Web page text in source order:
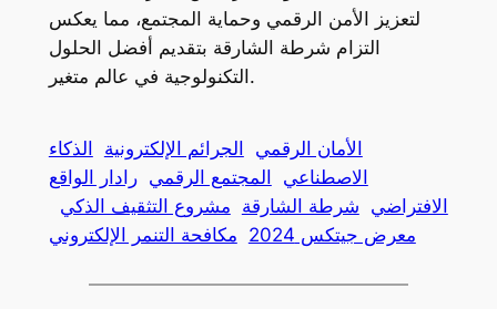
لتعزيز الأمن الرقمي وحماية المجتمع، مما يعكس
التزام شرطة الشارقة بتقديم أفضل الحلول
التكنولوجية في عالم متغير.
الأمان الرقمي الجرائم الإلكترونية الذكاء
الاصطناعي المجتمع الرقمي رادار الواقع
الافتراضي شرطة الشارقة مشروع التثقيف الذكي
معرض جيتكس 2024
مكافحة التنمر الإلكتروني